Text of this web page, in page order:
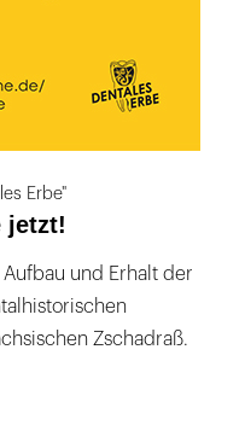
Erbe"
jetzt!
und Erhalt der
Zschadraß.